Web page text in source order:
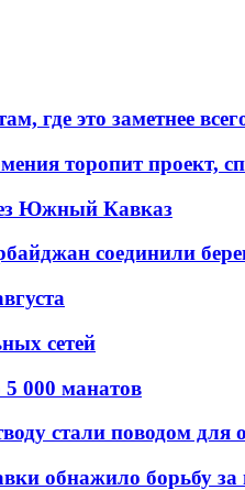
где это заметнее
торопит проект,
Южный Кавказ
соединили
сетей
5 000 манатов
стали поводом для
обнажило борьбу за